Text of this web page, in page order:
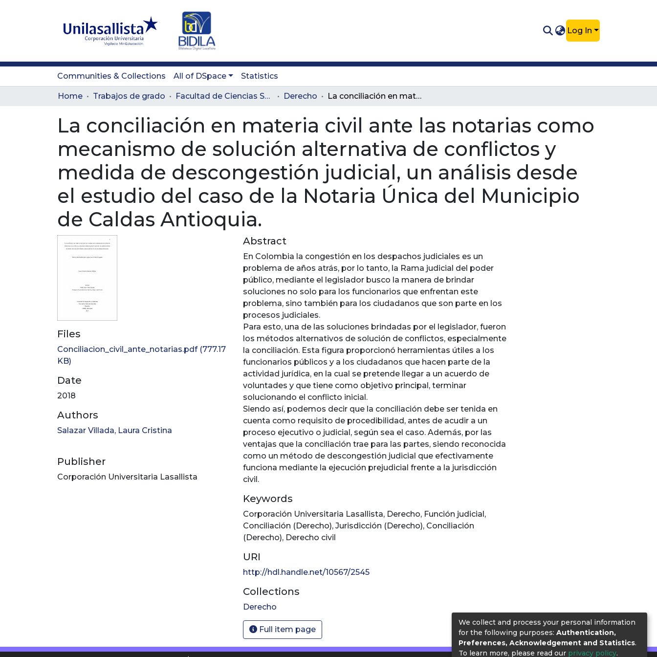
Log In
Communities & Collections All of DSpace Statistics
Home Trabajos de grado Facultad de Ciencias Sociales y Educación Derecho La conciliación en materia civil ante las notarias como mecanismo de solución alternativa de conflictos y medida de descongestión judicial, un análisis desde el estudio del caso de la Notaria Única del Municipio de Caldas Antioquia.
La conciliación en materia civil ante las notarias como
mecanismo de solución alternativa de conflictos y
medida de descongestión judicial, un análisis desde
el estudio del caso de la Notaria Única del Municipio
de Caldas Antioquia.
Files
Conciliacion_civil_ante_notarias.pdf(777.17
KB)
Date
2018
Authors
Salazar Villada, Laura Cristina
Publisher
Corporación Universitaria Lasallista
Abstract
En Colombia la congestión en los despachos judiciales es un
problema de años atrás, por lo tanto, la Rama judicial del poder
público, mediante el legislador busco la manera de brindar
soluciones no solo para los funcionarios que enfrentan este
problema, sino también para los ciudadanos que son parte en los
procesos judiciales.
Para esto, una de las soluciones brindadas por el legislador, fueron
los métodos alternativos de solución de conflictos, especialmente
la conciliación. Esta figura proporcionó herramientas útiles a los
funcionarios públicos y a los ciudadanos que hacen parte de la
actividad jurídica, en la cual se pretende llegar a un acuerdo de
voluntades y que tiene como objetivo principal, terminar
solucionando el conflicto inicial.
Siendo así, podemos decir que la conciliación debe ser tenida en
cuenta como requisito de procedibilidad, antes de acudir a un
proceso ejecutivo o judicial, según sea el caso. Además, por las
ventajas que la conciliación trae para las partes, siendo reconocida
como un método de descongestión judicial que efectivamente
funciona mediante la ejecución prejudicial frente a la jurisdicción
civil.
Keywords
Corporación Universitaria Lasallista, Derecho, Función judicial,
Conciliación (Derecho), Jurisdicción (Derecho), Conciliación
(Derecho), Derecho civil
URI
http://hdl.handle.net/10567/2545
Collections
Derecho
Full item page
We collect and process your personal information
for the following purposes: Authentication,
Preferences, Acknowledgement and Statistics.
To learn more, please read our privacy policy.